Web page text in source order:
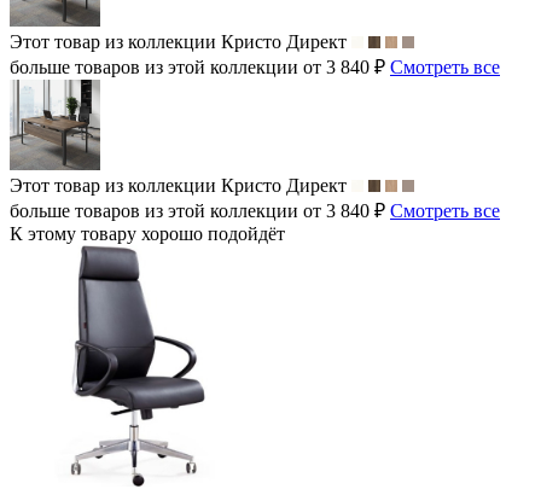
Этот товар из коллекции Кристо Директ
больше товаров из этой коллекции от 3 840 ₽ Смотреть все
Этот товар из коллекции Кристо Директ
больше товаров из этой коллекции от 3 840 ₽ Смотреть все
К этому товару хорошо подойдёт